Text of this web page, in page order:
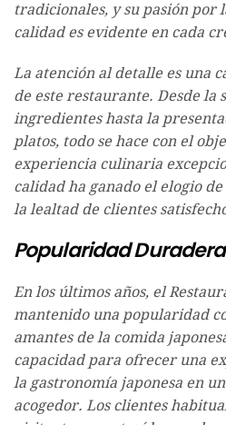
tradicionales, y su pasión por
calidad es evidente en cada
La atención al detalle es una
de este restaurante. Desde la
ingredientes hasta la
platos, todo se hace con el
experiencia culinaria
calidad ha ganado el elogio
la lealtad de clientes
Popularidad Duradera
En los últimos años, el
mantenido una popularidad
amantes de la comida
capacidad para ofrecer una
la gastronomía japonesa en
acogedor. Los clientes